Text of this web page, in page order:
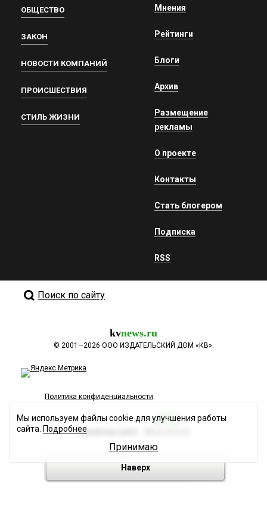
ОБЩЕСТВО
ЗАКОН
НОВОСТИ КОМПАНИЙ
ПРОИСШЕСТВИЯ
СТИЛЬ ЖИЗНИ
Мнения
Рейтинги
Блоги
Архив
Размещение
рекламы
О проекте
Контакты
Стать блогером
Подписка
RSS
Поиск по сайту
kvnews.ru
© 2001—2026 ООО ИЗДАТЕЛЬСКИЙ ДОМ «КВ».
Политика конфиденциальности
Разработка сайта
Наверх
Мы используем файлы cookie для улучшения работы
сайта. Подробнее
Принимаю